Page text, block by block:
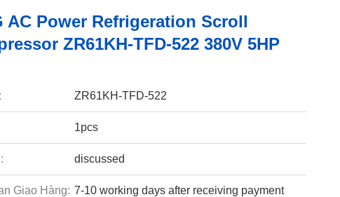
AC Power Refrigeration Scroll
ZR61KH-TFD-522 380V 5HP
ZR61KH-TFD-522
1pcs
discussed
Giao Hàng: 7-10 working days after receiving payment